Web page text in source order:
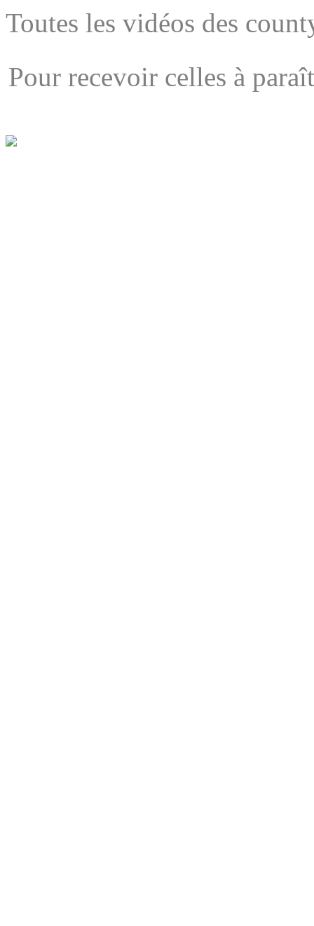
Toutes les vidéos des
Pour recevoir celles à